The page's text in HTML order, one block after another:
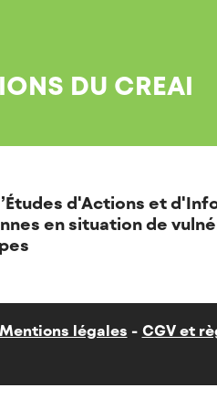
DU CREAI
d'Actions et
en situation de
légales CGV et